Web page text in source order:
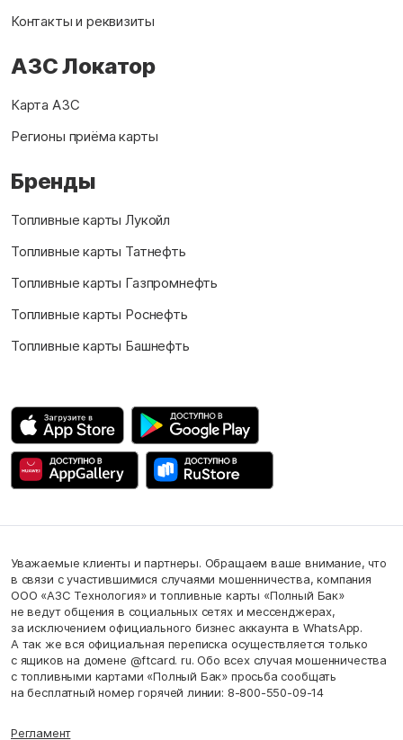
Контакты и реквизиты
АЗС Локатор
Карта АЗС
Регионы приёма карты
Бренды
Топливные карты Лукойл
Топливные карты Татнефть
Топливные карты Газпромнефть
Топливные карты Роснефть
Топливные карты Башнефть
Уважаемые клиенты и партнеры. Обращаем ваше внимание, что
в связи с участившимися случаями мошенничества, компания
ООО «АЗС Технология» и топливные карты «Полный Бак»
не ведут общения в социальных сетях и мессенджерах,
за исключением официального бизнес аккаунта в WhatsApp.
А так же вся официальная переписка осуществляется только
с ящиков на домене @ftcard. ru. Обо всех случая мошенничества
с топливными картами «Полный Бак» просьба сообщать
на бесплатный номер горячей линии: 8-800-550-09-14
Регламент